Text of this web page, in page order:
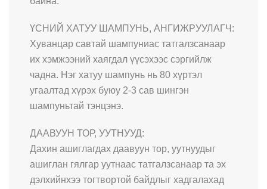
ҮСНИЙ ХАТУУ ШАМПУНЬ, АНГИЖРУУЛАГЧ:
Хуванцар савтай шампуниас татгалзсанаар
их хэмжээний хаягдал үүсэхээс сэргийлж
чадна. Нэг хатуу шампунь нь 80 хүртэл
угаалтад хүрэх буюу 2-3 сав шингэн
шампуньтай тэнцэнэ.
ДААВУУН ТОР, УУТНУУД:
Дахин ашиглагдах даавуун тор, уутнуудыг
ашиглан гялгар уутнаас татгалзсанаар та эх
дэлхийнхээ тогтвортой байдлыг хадгалахад